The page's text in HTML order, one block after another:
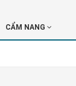
CẨM NANG